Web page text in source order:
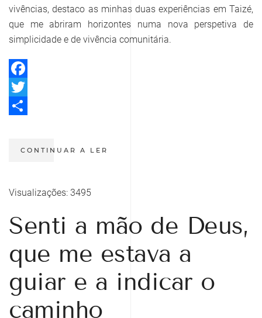
vivências, destaco as minhas duas experiências em Taizé,
que me abriram horizontes numa nova perspetiva de
simplicidade e de vivência comunitária.
Facebook
Twitter
CONTINUAR A LER
Visualizações: 3495
Senti a mão de Deus,
que me estava a
guiar e a indicar o
caminho